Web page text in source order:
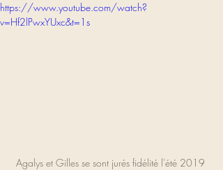
https://www.youtube.com/watch?
v=Hf2lPwxYUxc&t=1s
Agalys et Gilles se sont jurés fidélité l'été 2019